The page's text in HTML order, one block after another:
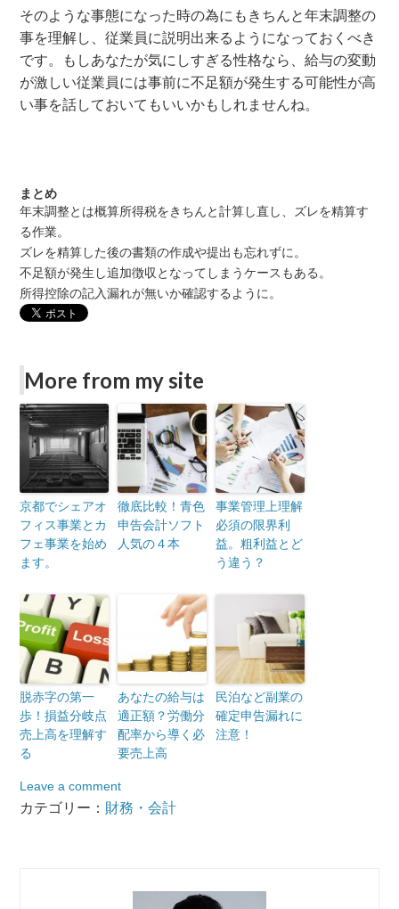
そのような事態になった時の為にもきちんと年末調整の
事を理解し、従業員に説明出来るようになっておくべき
です。もしあなたが気にしすぎる性格なら、給与の変動
が激しい従業員には事前に不足額が発生する可能性が高
い事を話しておいてもいいかもしれませんね。
まとめ
年末調整とは概算所得税をきちんと計算し直し、ズレを精算す
る作業。
ズレを精算した後の書類の作成や提出も忘れずに。
不足額が発生し追加徴収となってしまうケースもある。
所得控除の記入漏れが無いか確認するように。
More from my site
京都でシェアオ
フィス事業とカ
フェ事業を始め
ます。
徹底比較！青色
申告会計ソフト
人気の４本
事業管理上理解
必須の限界利
益。粗利益とど
う違う？
脱赤字の第一
歩！損益分岐点
売上高を理解す
る
あなたの給与は
適正額？労働分
配率から導く必
要売上高
民泊など副業の
確定申告漏れに
注意！
Leave a comment
カテゴリー： 財務・会計